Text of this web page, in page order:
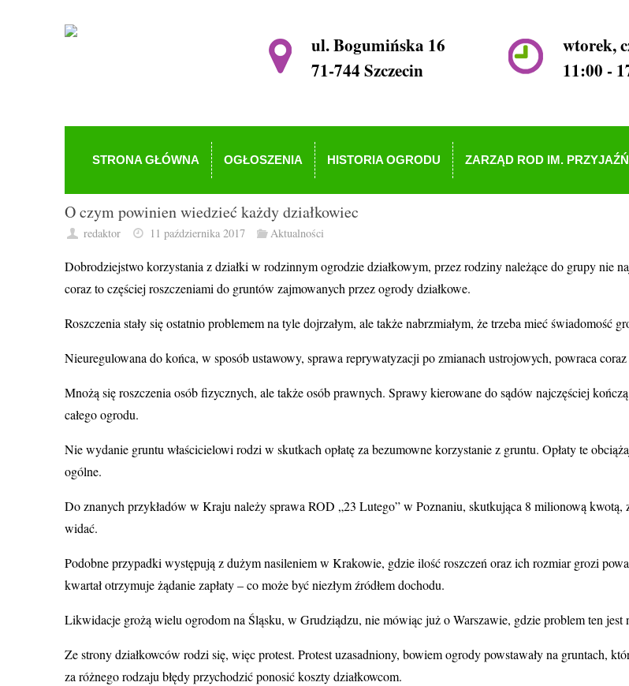
ul. Bogumińska 16
71-744 Szczecin
wtorek,
11:00 -
STRONA GŁÓWNA OGŁOSZENIA HISTORIA OGRODU ZARZĄD ROD IM. PRZYJAŹŃ
O czym powinien wiedzieć każdy działkowiec
redaktor 11 października 2017 Aktualności
Dobrodziejstwo korzystania z działki w rodzinnym ogrodzie działkowym, przez rodziny należące do grupy nie
coraz to częściej roszczeniami do gruntów zajmowanych przez ogrody działkowe.
Roszczenia stały się ostatnio problemem na tyle dojrzałym, ale także nabrzmiałym, że trzeba mieć świadomość
Nieuregulowana do końca, w sposób ustawowy, sprawa reprywatyzacji po zmianach ustrojowych, powraca
Mnożą się roszczenia osób fizycznych, ale także osób prawnych. Sprawy kierowane do sądów najczęściej
całego ogrodu.
Nie wydanie gruntu właścicielowi rodzi w skutkach opłatę za bezumowne korzystanie z gruntu. Opłaty te
ogólne.
Do znanych przykładów w Kraju należy sprawa ROD „23 Lutego” w Poznaniu, skutkująca 8 milionową kwotą,
widać.
Podobne przypadki występują z dużym nasileniem w Krakowie, gdzie ilość roszczeń oraz ich rozmiar grozi
kwartał otrzymuje żądanie zapłaty – co może być niezłym źródłem dochodu.
Likwidacje grożą wielu ogrodom na Śląsku, w Grudziądzu, nie mówiąc już o Warszawie, gdzie problem ten jest
Ze strony działkowców rodzi się, więc protest. Protest uzasadniony, bowiem ogrody powstawały na gruntach,
za różnego rodzaju błędy przychodzić ponosić koszty działkowcom.